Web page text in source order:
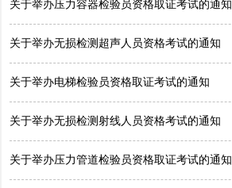
关于举办压力容器检验员资格取证考试的通知
关于举办无损检测超声人员资格考试的通知
关于举办电梯检验员资格取证考试的通知
关于举办无损检测射线人员资格考试的通知
关于举办压力管道检验员资格取证考试的通知